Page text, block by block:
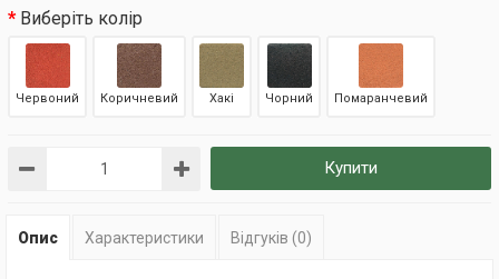
Виберіть колір
Червоний Коричневий Хакі Чорний Помаранчевий
Купити
Опис Характеристики Відгуків (0)